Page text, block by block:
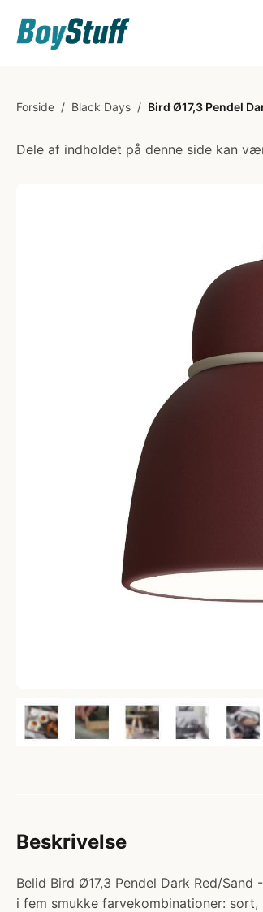
Forside / Black Days / Bird Ø17,3 Pendel
Dele af indholdet på denne side kan
Beskrivelse
Belid Bird Ø17,3 Pendel Dark Red/
i fem smukke farvekombinationer: